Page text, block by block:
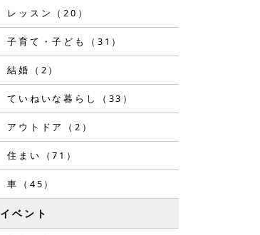
レッスン（20）
子育て・子ども（31）
結婚（2）
ていねいな暮らし（33）
アウトドア（2）
住まい（71）
車（45）
イベント